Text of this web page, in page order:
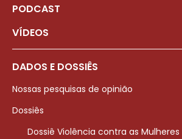
PODCAST
VÍDEOS
DADOS E DOSSIÊS
Nossas pesquisas de opinião
Dossiês
Dossiê Violência contra as Mulheres